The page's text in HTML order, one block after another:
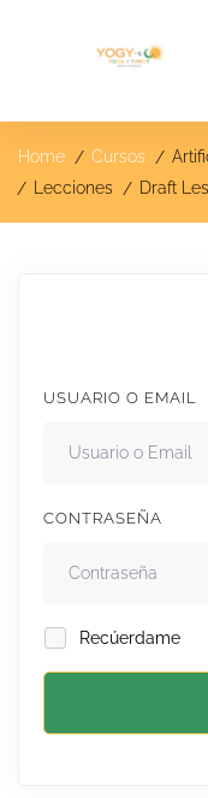
Home Cursos
Lecciones
Draft
USUARIO O EMAIL
CONTRASEÑA
Recúerdame